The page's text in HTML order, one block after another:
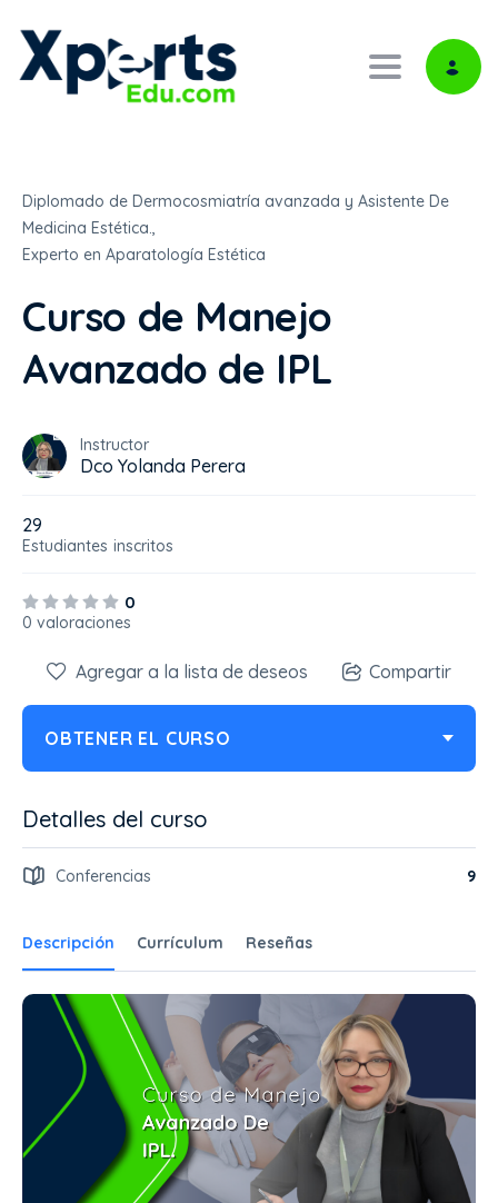
Toggle
Diplomado de Dermocosmiatría avanzada y Asistente De
Medicina Estética.,
Experto en Aparatología Estética
Curso de Manejo
Avanzado de IPL
Instructor
Dco Yolanda Perera
29
Estudiantes inscritos
0
0 valoraciones
Descripción Currículum Reseñas
Agregar a la lista de deseos Compartir
OBTENER EL CURSO
Detalles del curso
Conferencias 9